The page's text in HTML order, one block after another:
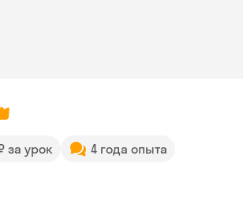
за урок 4 года опыта